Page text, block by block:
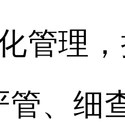
管理
管、细